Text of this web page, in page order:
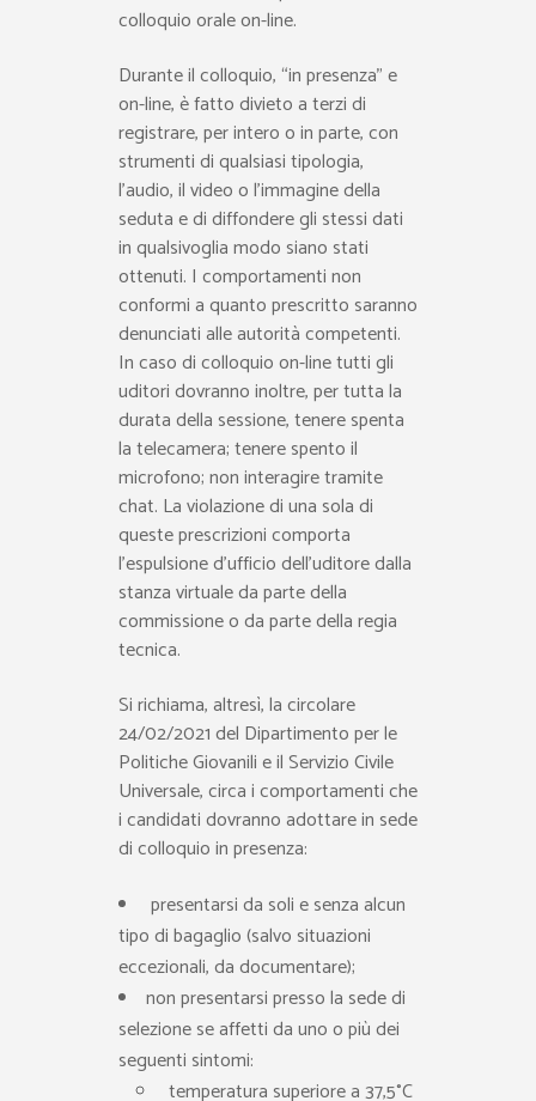
colloquio orale on-line.
Durante il colloquio, “in presenza” e
on-line, è fatto divieto a terzi di
registrare, per intero o in parte, con
strumenti di qualsiasi tipologia,
l’audio, il video o l’immagine della
seduta e di diffondere gli stessi dati
in qualsivoglia modo siano stati
ottenuti. I comportamenti non
conformi a quanto prescritto saranno
denunciati alle autorità competenti.
In caso di colloquio on-line tutti gli
uditori dovranno inoltre, per tutta la
durata della sessione, tenere spenta
la telecamera; tenere spento il
microfono; non interagire tramite
chat. La violazione di una sola di
queste prescrizioni comporta
l’espulsione d’ufficio dell’uditore dalla
stanza virtuale da parte della
commissione o da parte della regia
tecnica.
Si richiama, altresì, la circolare
24/02/2021 del Dipartimento per le
Politiche Giovanili e il Servizio Civile
Universale, circa i comportamenti che
i candidati dovranno adottare in sede
di colloquio in presenza:
presentarsi da soli e senza alcun
tipo di bagaglio (salvo situazioni
eccezionali, da documentare);
non presentarsi presso la sede di
selezione se affetti da uno o più dei
seguenti sintomi:
temperatura superiore a 37,5°C